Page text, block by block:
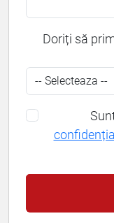
Doriți să